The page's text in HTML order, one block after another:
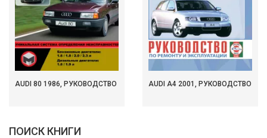
AUDI 80 1986, РУКОВОДСТВО AUDI A4 2001, РУКОВОДСТВО
ПОИСК КНИГИ